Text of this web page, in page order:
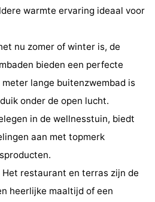
warmte ervaring ideaal voor
nu zomer of winter is, de
bieden een perfecte
lange buitenzwembad is
onder de open lucht.
in de wellnesstuin, biedt
aan met topmerk
Het restaurant en terras zijn de
heerlijke maaltijd of een